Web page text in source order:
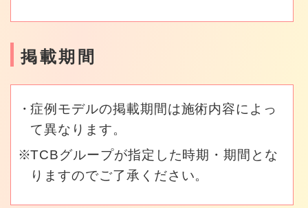
掲載期間
症例モデルの掲載期間は施術内容によっ
て異なります。
TCBグループが指定した時期・期間とな
りますのでご了承ください。